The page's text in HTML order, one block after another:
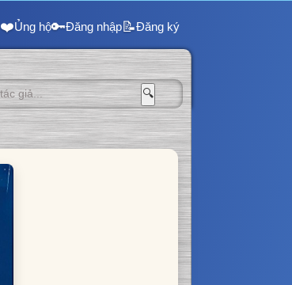
❤️Ủng hộ🔑Đăng nhập📝Đăng ký
🔍